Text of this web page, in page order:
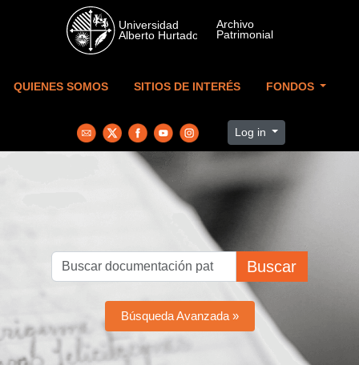
Skip to main content
QUIENES SOMOS SITIOS DE INTERÉS FONDOS
Log in
Buscar
Búsqueda Avanzada »